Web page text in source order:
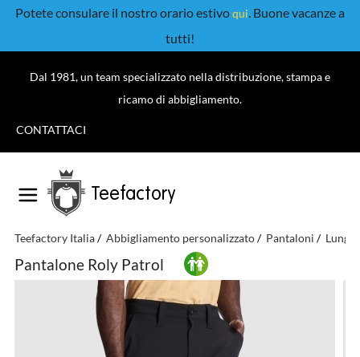
Potete consulare il nostro orario estivoqui. Buone vacanze a
tutti!
Dal 1981, un team specializzato nella distribuzione, stampa e
ricamo di abbigliamento.
CONTATTACI
Teefactory
Teefactory Italia Abbigliamento personalizzato Pantaloni Lunghi
Pantalone Roly Patrol